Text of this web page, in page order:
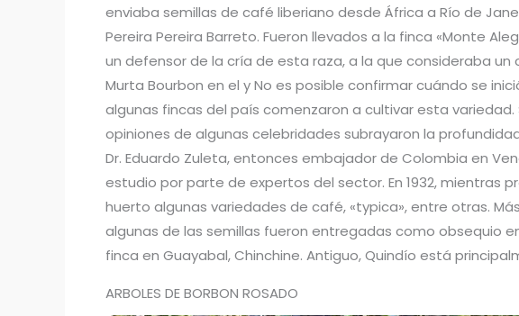
enviaba semillas de café liberiano desde África a Río de
Pereira Pereira Barreto. Fueron llevados a la finca «Monte
un defensor de la cría de esta raza, a la que consideraba
Murta Bourbon en el y No es posible confirmar cuándo se
algunas fincas del país comenzaron a cultivar esta
opiniones de algunas celebridades subrayaron la
Dr. Eduardo Zuleta, entonces embajador de Colombia en
estudio por parte de expertos del sector. En 1932, mientras
huerto algunas variedades de café, «typica», entre otras.
algunas de las semillas fueron entregadas como obsequio
finca en Guayabal, Chinchine. Antiguo, Quindío está
ARBOLES DE BORBON ROSADO